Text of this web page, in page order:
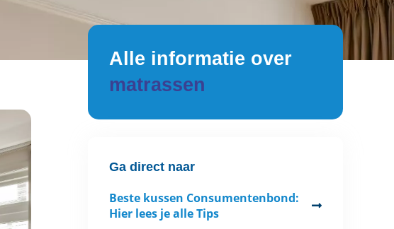
Alle informatie over
matrassen
Ga direct naar
Beste kussen Consumentenbond:
Hier lees je alle Tips